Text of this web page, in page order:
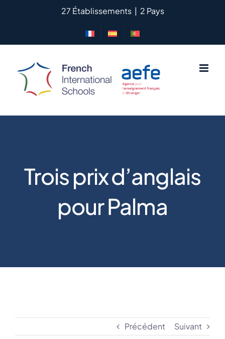
27 Établissements | 2 Pays
Trois prix d’anglais
pour Palma
Précédent Suivant